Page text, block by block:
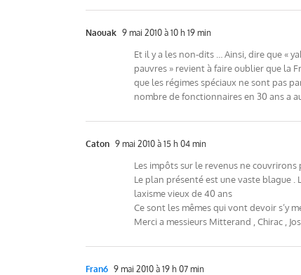
Naouak 9 mai 2010 à 10 h 19 min
Et il y a les non-dits … Ainsi, dire que «
pauvres » revient à faire oublier que la
que les régimes spéciaux ne sont pas
nombre de fonctionnaires en 30 ans a
Caton 9 mai 2010 à 15 h 04 min
Les impôts sur le revenus ne couvrirons
Le plan présenté est une vaste blague .
laxisme vieux de 40 ans
Ce sont les mêmes qui vont devoir s’y
Merci a messieurs Mitterand , Chirac ,
Fran6 9 mai 2010 à 19 h 07 min